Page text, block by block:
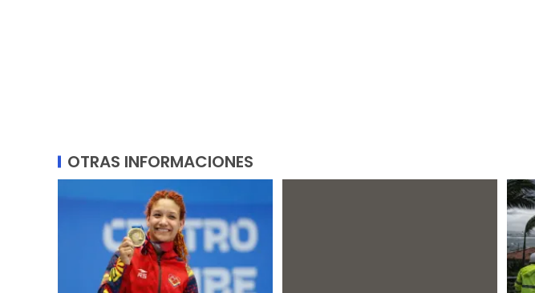
OTRAS INFORMACIONES